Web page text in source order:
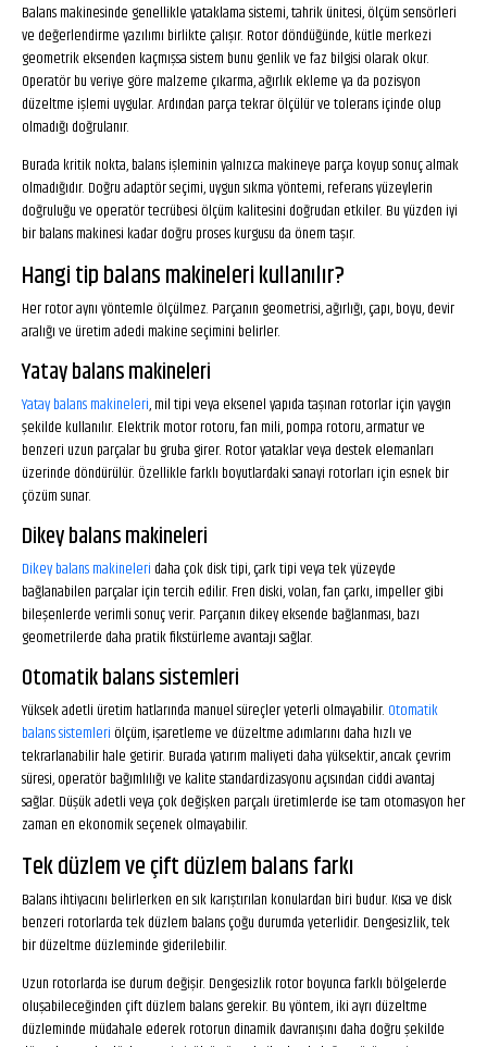
Balans makinesinde genellikle yataklama sistemi, tahrik ünitesi, ölçüm sensörleri
ve değerlendirme yazılımı birlikte çalışır. Rotor döndüğünde, kütle merkezi
geometrik eksenden kaçmışsa sistem bunu genlik ve faz bilgisi olarak okur.
Operatör bu veriye göre malzeme çıkarma, ağırlık ekleme ya da pozisyon
düzeltme işlemi uygular. Ardından parça tekrar ölçülür ve tolerans içinde olup
olmadığı doğrulanır.
Burada kritik nokta, balans işleminin yalnızca makineye parça koyup sonuç almak
olmadığıdır. Doğru adaptör seçimi, uygun sıkma yöntemi, referans yüzeylerin
doğruluğu ve operatör tecrübesi ölçüm kalitesini doğrudan etkiler. Bu yüzden iyi
bir balans makinesi kadar doğru proses kurgusu da önem taşır.
Hangi tip balans makineleri kullanılır?
Her rotor aynı yöntemle ölçülmez. Parçanın geometrisi, ağırlığı, çapı, boyu, devir
aralığı ve üretim adedi makine seçimini belirler.
Yatay balans makineleri
Yatay balans makineleri, mil tipi veya eksenel yapıda taşınan rotorlar için yaygın
şekilde kullanılır. Elektrik motor rotoru, fan mili, pompa rotoru, armatur ve
benzeri uzun parçalar bu gruba girer. Rotor yataklar veya destek elemanları
üzerinde döndürülür. Özellikle farklı boyutlardaki sanayi rotorları için esnek bir
çözüm sunar.
Dikey balans makineleri
Dikey balans makineleri daha çok disk tipi, çark tipi veya tek yüzeyde
bağlanabilen parçalar için tercih edilir. Fren diski, volan, fan çarkı, impeller gibi
bileşenlerde verimli sonuç verir. Parçanın dikey eksende bağlanması, bazı
geometrilerde daha pratik fikstürleme avantajı sağlar.
Otomatik balans sistemleri
Yüksek adetli üretim hatlarında manuel süreçler yeterli olmayabilir. Otomatik
balans sistemleri ölçüm, işaretleme ve düzeltme adımlarını daha hızlı ve
tekrarlanabilir hale getirir. Burada yatırım maliyeti daha yüksektir, ancak çevrim
süresi, operatör bağımlılığı ve kalite standardizasyonu açısından ciddi avantaj
sağlar. Düşük adetli veya çok değişken parçalı üretimlerde ise tam otomasyon her
zaman en ekonomik seçenek olmayabilir.
Tek düzlem ve çift düzlem balans farkı
Balans ihtiyacını belirlerken en sık karıştırılan konulardan biri budur. Kısa ve disk
benzeri rotorlarda tek düzlem balans çoğu durumda yeterlidir. Dengesizlik, tek
bir düzeltme düzleminde giderilebilir.
Uzun rotorlarda ise durum değişir. Dengesizlik rotor boyunca farklı bölgelerde
oluşabileceğinden çift düzlem balans gerekir. Bu yöntem, iki ayrı düzeltme
düzleminde müdahale ederek rotorun dinamik davranışını daha doğru şekilde